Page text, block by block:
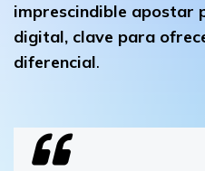
imprescindible apostar
digital, clave para
diferencial.